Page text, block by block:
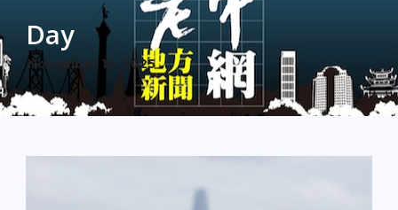
Day
November 10, 2025